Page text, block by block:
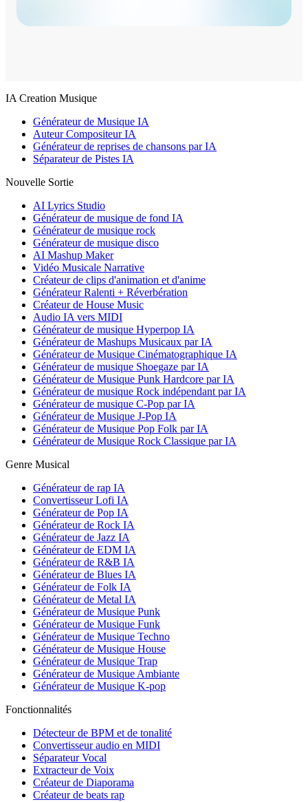
IA Creation Musique
Générateur de Musique IA
Auteur Compositeur IA
Générateur de reprises de chansons par IA
Séparateur de Pistes IA
Nouvelle Sortie
AI Lyrics Studio
Générateur de musique de fond IA
Générateur de musique rock
Générateur de musique disco
AI Mashup Maker
Vidéo Musicale Narrative
Créateur de clips d'animation et d'anime
Générateur Ralenti + Réverbération
Créateur de House Music
Audio IA vers MIDI
Générateur de musique Hyperpop IA
Générateur de Mashups Musicaux par IA
Générateur de Musique Cinématographique IA
Générateur de musique Shoegaze par IA
Générateur de Musique Punk Hardcore par IA
Générateur de musique Rock indépendant par IA
Générateur de musique C-Pop par IA
Générateur de Musique J-Pop IA
Générateur de Musique Pop Folk par IA
Générateur de Musique Rock Classique par IA
Genre Musical
Générateur de rap IA
Convertisseur Lofi IA
Générateur de Pop IA
Générateur de Rock IA
Générateur de Jazz IA
Générateur de EDM IA
Générateur de R&B IA
Générateur de Blues IA
Générateur de Folk IA
Générateur de Metal IA
Générateur de Musique Punk
Générateur de Musique Funk
Générateur de Musique Techno
Générateur de Musique House
Générateur de Musique Trap
Générateur de Musique Ambiante
Générateur de Musique K-pop
Fonctionnalités
Détecteur de BPM et de tonalité
Convertisseur audio en MIDI
Séparateur Vocal
Extracteur de Voix
Créateur de Diaporama
Créateur de beats rap